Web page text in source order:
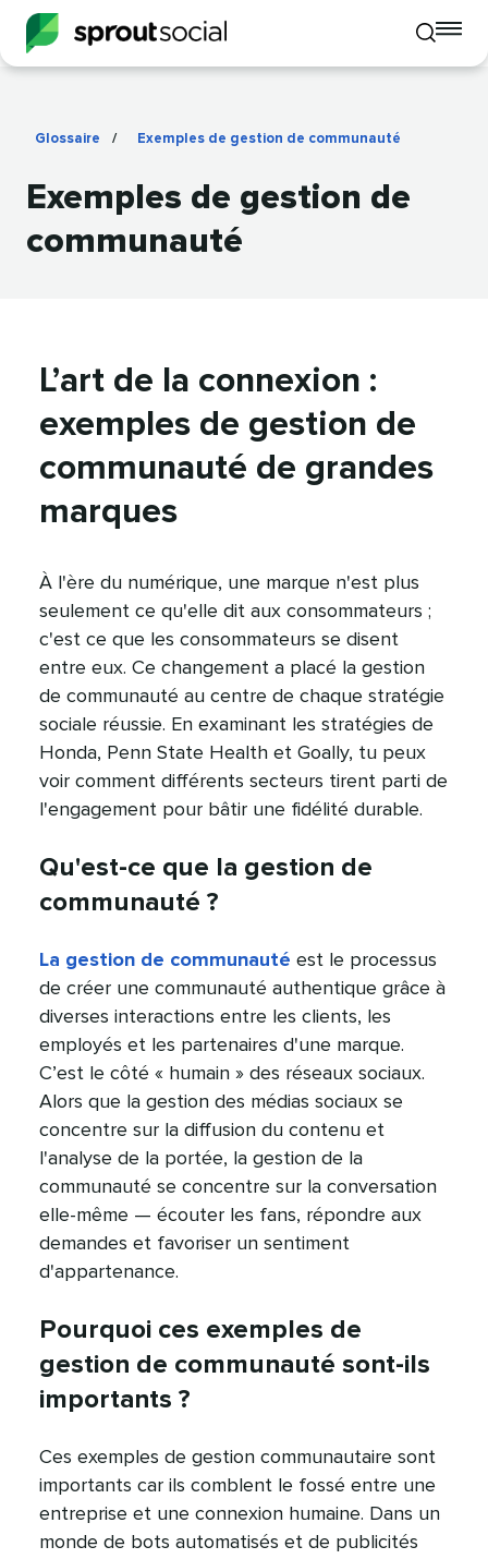
Toggle
mobile
Glossaire / Exemples de gestion de communauté
Exemples de gestion de
communauté​​
L’art de la connexion :
exemples de gestion de
communauté de grandes
marques​​
À l'ère du numérique, une marque n'est plus
seulement ce qu'elle dit aux consommateurs ;
c'est ce que les consommateurs se disent
entre eux. Ce changement a placé la gestion
de communauté au centre de chaque stratégie
sociale réussie. En examinant les stratégies de
Honda, Penn State Health et Goally, tu peux
voir comment différents secteurs tirent parti de
l'engagement pour bâtir une fidélité durable.​​
Qu'est-ce que la gestion de
communauté ?​​
La gestion de communauté est le processus
de créer une communauté authentique grâce à
diverses interactions entre les clients, les
employés et les partenaires d'une marque.
C’est le côté « humain » des réseaux sociaux.
Alors que la gestion des médias sociaux se
concentre sur la diffusion du contenu et
l'analyse de la portée, la gestion de la
communauté se concentre sur la conversation
elle-même — écouter les fans, répondre aux
demandes et favoriser un sentiment
d'appartenance.​​
Pourquoi ces exemples de
gestion de communauté sont-ils
importants ?​​
Ces exemples de gestion communautaire sont
importants car ils comblent le fossé entre une
entreprise et une connexion humaine. Dans un
monde de bots automatisés et de publicités